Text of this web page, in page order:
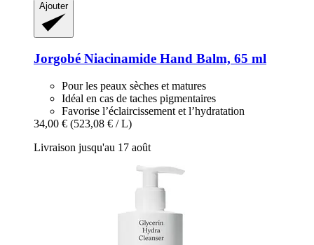
Ajouter
Jorgobé Niacinamide Hand Balm, 65 ml
Pour les peaux sèches et matures
Idéal en cas de taches pigmentaires
Favorise l’éclaircissement et l’hydratation
34,00 € (523,08 € / L)
Livraison jusqu'au 17 août